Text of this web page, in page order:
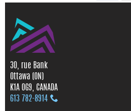
30, rue Bank
Ottawa (ON)
K1A 0G9, CANADA
613 782‑8914